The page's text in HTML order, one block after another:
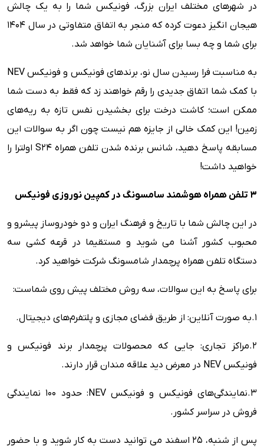
در شهرهای مختلف ایران بزرگ، فونیکس شما را به یک چالش
هیجان انگیز دعوت کرده که منجر به اتفاق متفاوتی در سال 1404
برای شما و چه بسا برای آشنایان شما خواهد شد.
به مناسبت فرا رسیدن سال نو، برندهای فونیکس و فونیکس NEV
با کمک شما اتفاق جدیدی را رقم خواهند زد که فقط به دست شما
ممکن است؛ کاشت درخت برای بخشیدن نفس تازه به ریه‌های
زمین! این کمک خالی از جایزه هم نیست چون اگر به سوالات این
مسابقه پاسخ دهید، شانس برنده شدن تلفن همراه S24 اولترا را
خواهید داشت!
3 تلفن همراه هوشمند سامسونگ در کمپین نوروزی فونیکس
در این چالش شما با تاریخ و فرهنگ ایران و دو خودروساز پیشرو و
محبوب کشور آشنا می شوید و مستقیما در قرعه کشی سه
دستگاه تلفن همراه پرچمدار شامسونگ شرکت خواهید کرد.
برای پاسخ به این سوالات، سه روش مختلف پیش روی شماست:
۱.به صورت آنلاین: از طریق فضای مجازی و پلتفرم‌های دیجیتال.
۲.مراکز تجاری: جایی که محصولات پرچمدار برند فونیکس و
فونیکس NEV در معرض دید علاقه مندان قرار دارند.
۳.نمایندگی‌های فونیکس و فونیکس NEV: حدود 100 نمایندگی‌
فروش در سراسر کشور.
پس از شنبه، 25 اسفند می توانید دست به کار شوید و با حضور